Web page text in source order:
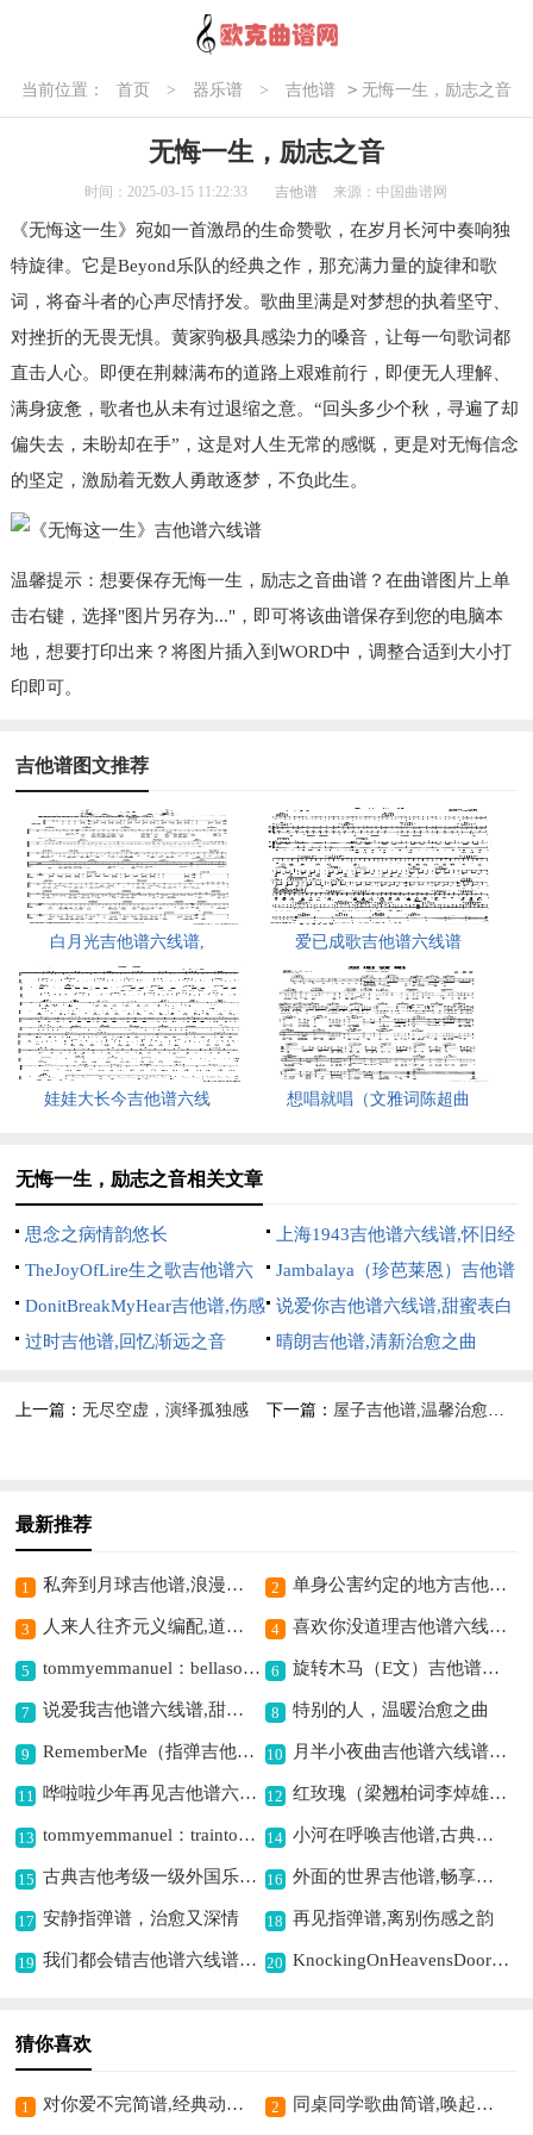
当前位置： 首页 > 器乐谱 > 吉他谱 > 无悔一生，励志之音
无悔一生，励志之音
时间：2025-03-15 11:22:33 吉他谱 来源：中国曲谱网
《无悔这一生》宛如一首激昂的生命赞歌，在岁月长河中奏响独
特旋律。它是Beyond乐队的经典之作，那充满力量的旋律和歌
词，将奋斗者的心声尽情抒发。歌曲里满是对梦想的执着坚守、
对挫折的无畏无惧。黄家驹极具感染力的嗓音，让每一句歌词都
直击人心。即便在荆棘满布的道路上艰难前行，即便无人理解、
满身疲惫，歌者也从未有过退缩之意。“回头多少个秋，寻遍了却
偏失去，未盼却在手”，这是对人生无常的感慨，更是对无悔信念
的坚定，激励着无数人勇敢逐梦，不负此生。
温馨提示：想要保存无悔一生，励志之音曲谱？在曲谱图片上单
击右键，选择"图片另存为..."，即可将该曲谱保存到您的电脑本
地，想要打印出来？将图片插入到WORD中，调整合适到大小打
印即可。
吉他谱图文推荐
白月光吉他谱六线谱, 爱已成歌吉他谱六线谱
娃娃大长今吉他谱六线 想唱就唱（文雅词陈超曲
无悔一生，励志之音相关文章
思念之病情韵悠长
上海1943吉他谱六线谱,怀旧经
典意境浓
TheJoyOfLire生之歌吉他谱六
线谱,传递生命之喜悦
Jambalaya（珍芭莱恩）吉他谱
六线谱,展现乡村风情
DonitBreakMyHear吉他谱,伤感
深情之作
说爱你吉他谱六线谱,甜蜜表白
之歌
过时吉他谱,回忆渐远之音 晴朗吉他谱,清新治愈之曲
上一篇：无尽空虚，演绎孤独感 下一篇： 屋子吉他谱,温馨治愈之曲
最新推荐
1 私奔到月球吉他谱,浪漫甜蜜之乐章 2 单身公害约定的地方吉他谱六线谱温馨之意，个性十足
3 人来人往齐元义编配,道尽聚散之意 4 喜欢你没道理吉他谱六线谱,甜蜜告白超动人
5 tommyemmanuel：bellasoave吉他谱六线谱,旋律悠扬动人 6 旋转木马（E文）吉他谱六线谱,异域旋律的浪漫
7 说爱我吉他谱六线谱,甜蜜爱意的旋律 8 特别的人，温暖治愈之曲
9 RememberMe（指弹吉他谱）吉他谱六线谱,饱含深情的旋律 10 月半小夜曲吉他谱六线谱,哀伤深情的经典曲
11 哗啦啦少年再见吉他谱六线谱,青春告别之歌 12 红玫瑰（梁翘柏词李焯雄曲、倪琅编配版）吉他谱六线谱,唱出深情遗憾
13 tommyemmanuel：traintodusseldorf（指弹吉它）吉他谱六线谱,指弹经典韵味浓 14 小河在呼唤吉他谱,古典名曲之韵
15 古典吉他考级一级外国乐曲C组吉他谱六线谱,展现异域音乐风情 16 外面的世界吉他谱,畅享爵士风情
17 安静指弹谱，治愈又深情 18 再见指弹谱,离别伤感之韵
19 我们都会错吉他谱六线谱,诠释犯错感悟 20 KnockingOnHeavensDoor吉他谱,经典旋律动人心
猜你喜欢
1 对你爱不完简谱,经典动感超好听 2 同桌同学歌曲简谱,唤起校园回忆